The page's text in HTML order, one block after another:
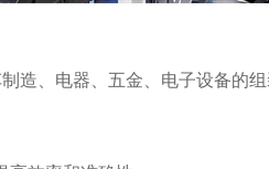
造、电器、五金、电子设备的